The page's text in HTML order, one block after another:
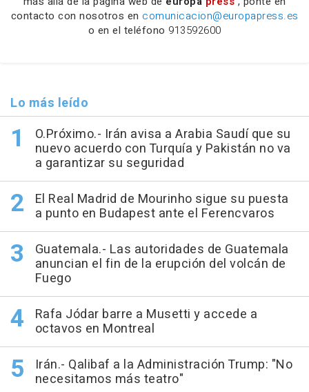
contacto con nosotros en comunicacion@europapress.es
o en el teléfono 913592600
Lo más leído
O.Próximo.- Irán avisa a Arabia Saudí que su
nuevo acuerdo con Turquía y Pakistán no va
a garantizar su seguridad
El Real Madrid de Mourinho sigue su puesta
a punto en Budapest ante el Ferencvaros
Guatemala.- Las autoridades de Guatemala
anuncian el fin de la erupción del volcán de
Fuego
Rafa Jódar barre a Musetti y accede a
octavos en Montreal
Irán.- Qalibaf a la Administración Trump: "No
necesitamos más teatro"